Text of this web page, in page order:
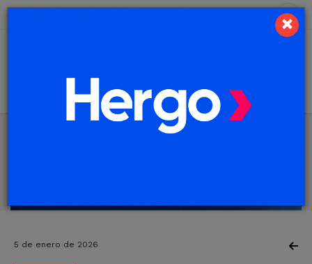
5 de enero de 2026
×